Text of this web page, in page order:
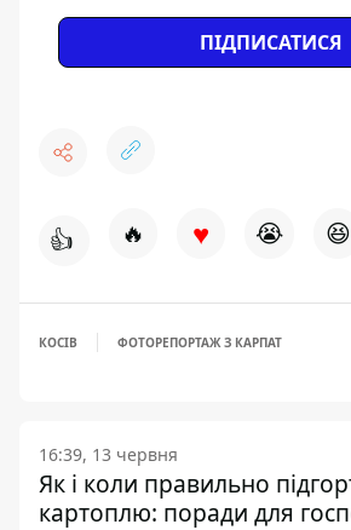
ПІДПИСАТИСЯ
👍 🔥 ♥ 😭 😆
КОСІВ ФОТОРЕПОРТАЖ З КАРПАТ
16:39, 13 червня
Як і коли правильно
картоплю: поради для